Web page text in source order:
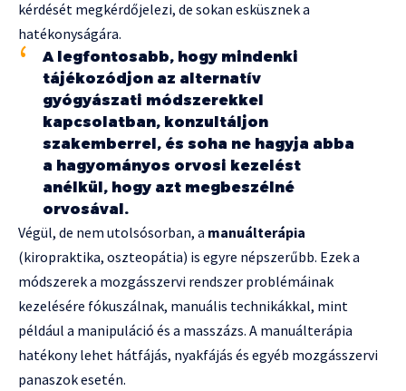
kérdését megkérdőjelezi, de sokan esküsznek a
hatékonyságára.
A legfontosabb, hogy mindenki
tájékozódjon az alternatív
gyógyászati módszerekkel
kapcsolatban, konzultáljon
szakemberrel, és soha ne hagyja abba
a hagyományos orvosi kezelést
anélkül, hogy azt megbeszélné
orvosával.
Végül, de nem utolsósorban, a manuálterápia
(kiropraktika, oszteopátia) is egyre népszerűbb. Ezek a
módszerek a mozgásszervi rendszer problémáinak
kezelésére fókuszálnak, manuális technikákkal, mint
például a manipuláció és a masszázs. A manuálterápia
hatékony lehet hátfájás, nyakfájás és egyéb mozgásszervi
panaszok esetén.